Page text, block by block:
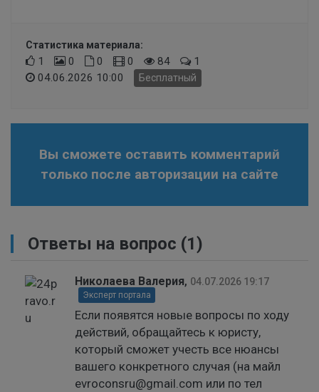
Статистика материала:
1 0 0 0 84
1
04.06.2026 10:00
Бесплатный
Вы сможете оставить комментарий
только после авторизации на сайте
Ответы на вопрос (1)
Николаева Валерия, 04.07.2026 19:17
Эксперт портала
Если появятся новые вопросы по ходу
действий, обращайтесь к юристу,
который сможет учесть все нюансы
вашего конкретного случая (на майл
evroconsru@gmail.com или по тел